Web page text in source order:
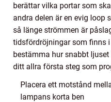
berättar vilka portar som
andra delen är en evig loop
så länge strömmen är
tidsfördröjningar som finns
bestämma hur snabbt
ditt allra första steg som
Placera ett motstånd
lampans korta ben